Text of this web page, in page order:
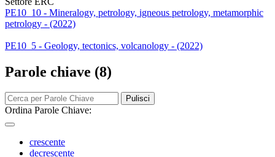
PE10_10 - Mineralogy, petrology, igneous petrology, metamorphic
petrology - (2022)
PE10_5 - Geology, tectonics, volcanology - (2022)
Parole chiave (8)
Pulisci
Ordina Parole Chiave:
crescente
decrescente